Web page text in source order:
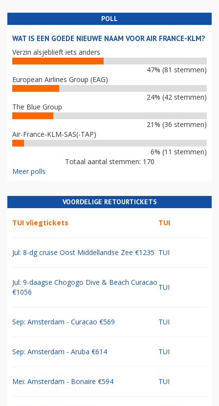
POLL
WAT IS EEN GOEDE NIEUWE NAAM VOOR AIR FRANCE-KLM?
Verzin alsjeblieft iets anders
47% (81 stemmen)
European Airlines Group (EAG)
24% (42 stemmen)
The Blue Group
21% (36 stemmen)
Air-France-KLM-SAS(-TAP)
6% (11 stemmen)
Totaal aantal stemmen: 170
Meer polls
VOORDELIGE RETOURTICKETS
TUI vliegtickets TUI
Jul: 8-dg cruise Oost Middellandse Zee €1235 TUI
Jul: 9-daagse Chogogo Dive & Beach Curacao
€1056
TUI
Sep: Amsterdam - Curacao €569 TUI
Sep: Amsterdam - Aruba €614 TUI
Mei: Amsterdam - Bonaire €594 TUI